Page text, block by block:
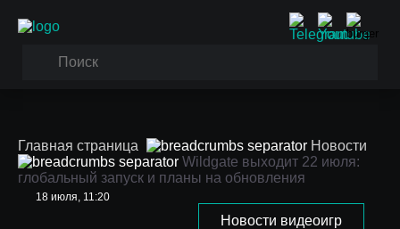
Главная страница
Новости
Wildgate выходит 22 июля:
глобальный запуск и планы на обновления
18 июля, 11:20
Новости видеоигр
Wildgate выходит 22